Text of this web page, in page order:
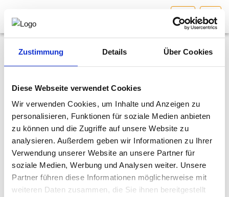
Zustimmung Details Über Cookies
Diese Webseite verwendet Cookies
Wir verwenden Cookies, um Inhalte und Anzeigen zu
personalisieren, Funktionen für soziale Medien anbieten
zu können und die Zugriffe auf unsere Website zu
analysieren. Außerdem geben wir Informationen zu Ihrer
Verwendung unserer Website an unsere Partner für
soziale Medien, Werbung und Analysen weiter. Unsere
Partner führen diese Informationen möglicherweise mit
weiteren Daten zusammen, die Sie ihnen bereitgestellt
BGL
Bundesland auswählen HOME
DAS INGENIEURBÜRO
INTERESSEN­VERTRETUNG
MITGLIEDER­VERZEICHNIS
SERVICE
Das Ingenieurbüro
Berufsbild & Gründung
Branchenrecht
Vorbereitungskurs und
Befähigungsprüfung
Vorbereitungskursstandorte und
WIFI Linz
05.10.2026 - 10.10.2026
Kurs 7530 - Vorbereitungskurs Befähigungsprüfung
Ingenieurbüros
Termin: 05.10.2026 bis 10.10.2026, Mo bis Sa. 08:30 - 16:30
Uhr